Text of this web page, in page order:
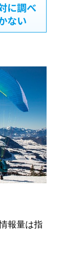
に調べ
ない
報量は指